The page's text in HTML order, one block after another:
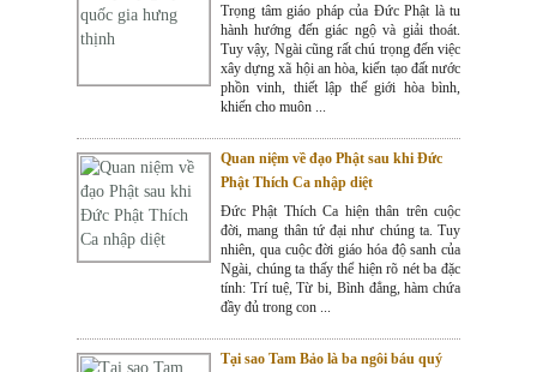
Trọng tâm giáo pháp của Đức Phật là tu
hành hướng đến giác ngộ và giải thoát.
Tuy vậy, Ngài cũng rất chú trọng đến việc
xây dựng xã hội an hòa, kiến tạo đất nước
phồn vinh, thiết lập thế giới hòa bình,
khiến cho muôn ...
Quan niệm về đạo Phật sau khi Đức
Phật Thích Ca nhập diệt
Đức Phật Thích Ca hiện thân trên cuộc
đời, mang thân tứ đại như chúng ta. Tuy
nhiên, qua cuộc đời giáo hóa độ sanh của
Ngài, chúng ta thấy thể hiện rõ nét ba đặc
tính: Trí tuệ, Từ bi, Bình đẳng, hàm chứa
đầy đủ trong con ...
Tại sao Tam Bảo là ba ngôi báu quý